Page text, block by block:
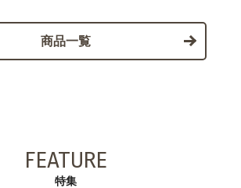
商品一覧
FEATURE
特集